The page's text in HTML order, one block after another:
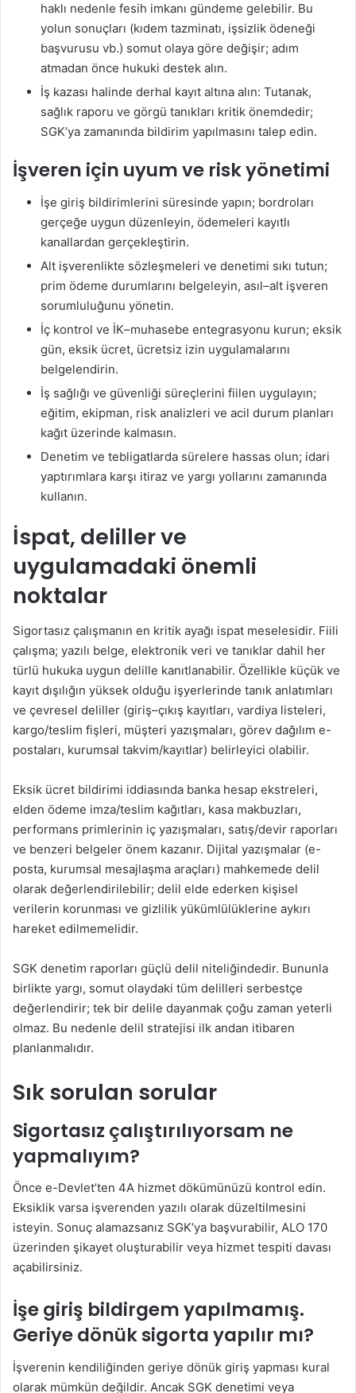
haklı nedenle fesih imkanı gündeme gelebilir. Bu
yolun sonuçları (kıdem tazminatı, işsizlik ödeneği
başvurusu vb.) somut olaya göre değişir; adım
atmadan önce hukuki destek alın.
İş kazası halinde derhal kayıt altına alın: Tutanak,
sağlık raporu ve görgü tanıkları kritik önemdedir;
SGK’ya zamanında bildirim yapılmasını talep edin.
İşveren için uyum ve risk yönetimi
İşe giriş bildirimlerini süresinde yapın; bordroları
gerçeğe uygun düzenleyin, ödemeleri kayıtlı
kanallardan gerçekleştirin.
Alt işverenlikte sözleşmeleri ve denetimi sıkı tutun;
prim ödeme durumlarını belgeleyin, asıl–alt işveren
sorumluluğunu yönetin.
İç kontrol ve İK–muhasebe entegrasyonu kurun; eksik
gün, eksik ücret, ücretsiz izin uygulamalarını
belgelendirin.
İş sağlığı ve güvenliği süreçlerini fiilen uygulayın;
eğitim, ekipman, risk analizleri ve acil durum planları
kağıt üzerinde kalmasın.
Denetim ve tebligatlarda sürelere hassas olun; idari
yaptırımlara karşı itiraz ve yargı yollarını zamanında
kullanın.
İspat, deliller ve
uygulamadaki önemli
noktalar
Sigortasız çalışmanın en kritik ayağı ispat meselesidir. Fiili
çalışma; yazılı belge, elektronik veri ve tanıklar dahil her
türlü hukuka uygun delille kanıtlanabilir. Özellikle küçük ve
kayıt dışılığın yüksek olduğu işyerlerinde tanık anlatımları
ve çevresel deliller (giriş–çıkış kayıtları, vardiya listeleri,
kargo/teslim fişleri, müşteri yazışmaları, görev dağılım e-
postaları, kurumsal takvim/kayıtlar) belirleyici olabilir.
Eksik ücret bildirimi iddiasında banka hesap ekstreleri,
elden ödeme imza/teslim kağıtları, kasa makbuzları,
performans primlerinin iç yazışmaları, satış/devir raporları
ve benzeri belgeler önem kazanır. Dijital yazışmalar (e-
posta, kurumsal mesajlaşma araçları) mahkemede delil
olarak değerlendirilebilir; delil elde ederken kişisel
verilerin korunması ve gizlilik yükümlülüklerine aykırı
hareket edilmemelidir.
SGK denetim raporları güçlü delil niteliğindedir. Bununla
birlikte yargı, somut olaydaki tüm delilleri serbestçe
değerlendirir; tek bir delile dayanmak çoğu zaman yeterli
olmaz. Bu nedenle delil stratejisi ilk andan itibaren
planlanmalıdır.
Sık sorulan sorular
Sigortasız çalıştırılıyorsam ne
yapmalıyım?
Önce e-Devlet’ten 4A hizmet dökümünüzü kontrol edin.
Eksiklik varsa işverenden yazılı olarak düzeltilmesini
isteyin. Sonuç alamazsanız SGK’ya başvurabilir, ALO 170
üzerinden şikayet oluşturabilir veya hizmet tespiti davası
açabilirsiniz.
İşe giriş bildirgem yapılmamış.
Geriye dönük sigorta yapılır mı?
İşverenin kendiliğinden geriye dönük giriş yapması kural
olarak mümkün değildir. Ancak SGK denetimi veya